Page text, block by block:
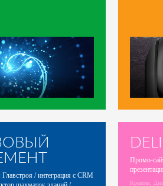
/ интеграция с CRM
Промо-
Креатив,